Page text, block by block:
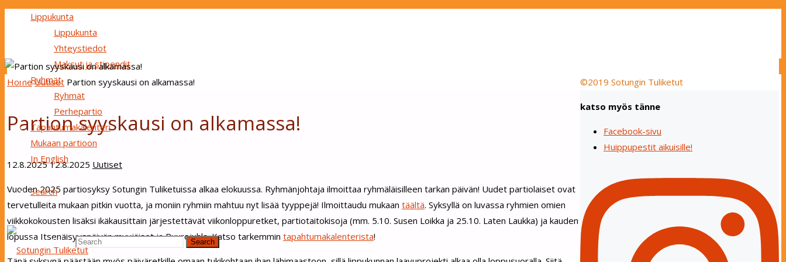
Lippukunta
Lippukunta
Yhteystiedot
Maksut ja stipendit
Ryhmät
Ryhmät
Perhepartio
Tapahtumakalenteri
Mukaan partioon
In English
Search
Search for: Search
Home Uutiset Partion syyskausi on alkamassa!
Partion syyskausi on alkamassa!
12.8.202512.8.2025 Uutiset
Vuoden 2025 partiosyksy Sotungin Tuliketuissa alkaa elokuussa. Ryhmänjohtaja ilmoittaa ryhmäläisilleen tarkan päivän! Uudet partiolaiset ovat
tervetulleita mukaan pitkin vuotta, ja moniin ryhmiin mahtuu nyt lisää tyyppejä! Ilmoittaudu mukaan täältä. Syksyllä on luvassa ryhmien omien
viikkokokousten lisäksi ikäkausittain järjestettävät viikonloppuretket, partiotaitokisoja (mm. 5.10. Susen Loikka ja 25.10. Laten Laukka) ja kauden
lopussa Itsenäisyyspäivän myyjäiset ja Puurojuhla. Katso tarkemmin tapahtumakalenterista!
katso myös tänne
Facebook-sivu
Huippupestit aikuisille!
©2019 Sotungin Tuliketut